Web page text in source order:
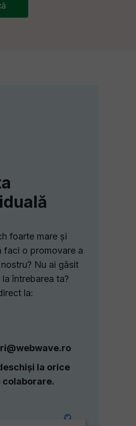
la orice
colaborare.
foarte mare și
faci o promovare a
Nu ai găsit
la întrebarea ta?
la: